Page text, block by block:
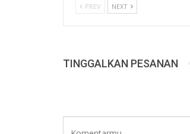
PREV NEXT
TINGGALKAN PESANAN